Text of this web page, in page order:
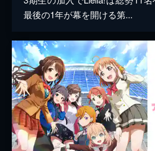
最後の1年が幕を開ける第...